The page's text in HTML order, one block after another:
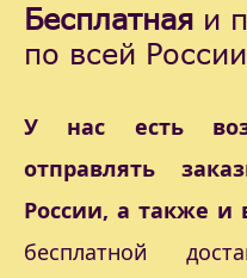
Бесплатная и
по всей
У нас есть
отправлять
России, а также и
бесплатной